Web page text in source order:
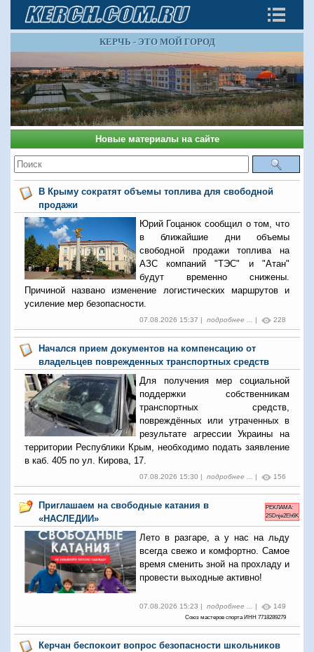
КЕРЧЬ - ЭТО МОЙ ГОРОД
Новые материалы на сайте
В Крыму сократят объемы топлива для свободной
продажи
Юрий Гоцанюк сообщил о том, что
в ближайшие дни объемы
свободной продажи топлива на
АЗС компаний "ТЭС" и "Атан"
будут временно снижены.
Причиной названо изменение логистических маршрутов и
усиление мер безопасности.
07.08.2026 15:37 | подробнее ... | 228
Начался прием документов на компенсацию от
владельцев поврежденных транспортных средств
Для получения мер социальной
поддержки собственникам
транспортных средств,
повреждённых или утраченных в
результате агрессии Украины на
территории Республики Крым, необходимо подать заявление
в каб. 405 по ул. Кирова, 17.
07.08.2026 15:30 | подробнее ... | 156
Приглашаем на свободные катания в
«НАСЛЕДИИ»
РЕКЛАМА:
2SDnje2Eh6K
Лето в разгаре, а у нас на льду
всегда свежо и комфортно. Самое
время сменить зной на прохладу и
провести выходные активно!
07.08.2026 15:23 | подробнее ... | 149
Союз мастеров спорта ИНН 7718289279
Керчан беспокоит вопрос безопасности школьников